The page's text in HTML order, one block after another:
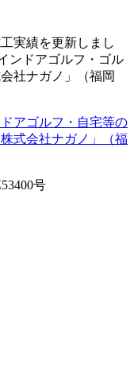
実績を更新しまし
ンドアゴルフ・ゴル
社ナガノ」（福岡
号